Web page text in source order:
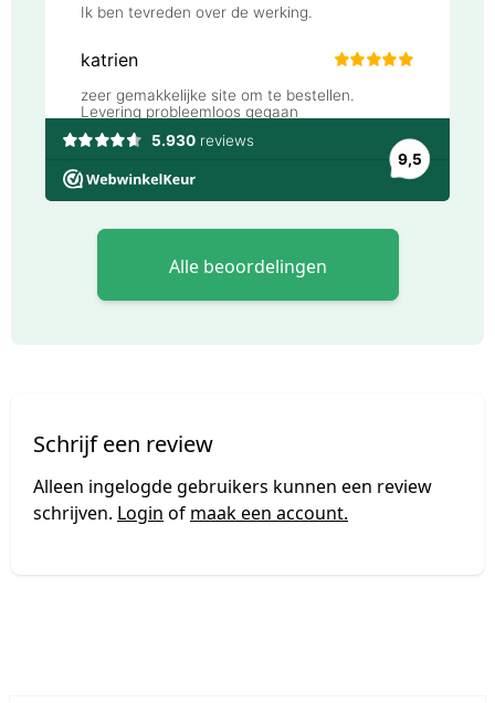
Alle beoordelingen
Schrijf een review
Alleen ingelogde gebruikers kunnen een review
schrijven. Login of maak een account.